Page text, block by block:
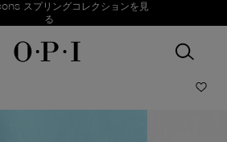
スプリングコレクションを見
る
ほ